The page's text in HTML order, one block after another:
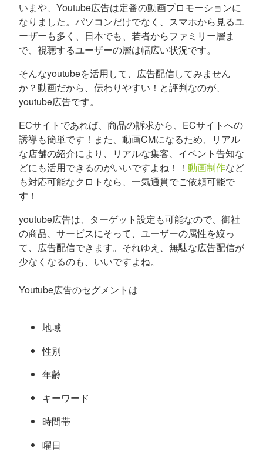
いまや、Youtube広告は定番の動画プロモーションに
なりました。パソコンだけでなく、スマホから見るユ
ーザーも多く、日本でも、若者からファミリー層ま
で、視聴するユーザーの層は幅広い状況です。
そんなyoutubeを活用して、広告配信してみません
か？動画だから、伝わりやすい！と評判なのが、
youtube広告です。
ECサイトであれば、商品の訴求から、ECサイトへの
誘導も簡単です！また、動画CMになるため、リアル
な店舗の紹介により、リアルな集客、イベント告知な
どにも活用できるのがいいですよね！！ 動画制作など
も対応可能なクロトなら、一気通貫でご依頼可能で
す！
youtube広告は、ターゲット設定も可能なので、御社
の商品、サービスにそって、ユーザーの属性を絞っ
て、広告配信できます。それゆえ、無駄な広告配信が
少なくなるのも、いいですよね。
Youtube広告のセグメントは
地域
性別
年齢
キーワード
時間帯
曜日